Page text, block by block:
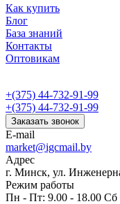
Как купить
Блог
База знаний
Контакты
Оптовикам
+(375) 44-732-91-99
+(375) 44-732-91-99
Заказать звонок
E-mail
market@igcmail.by
Адрес
г. Минск, ул.
Режим работы
Пн - Пт: 9.00 - 18.00